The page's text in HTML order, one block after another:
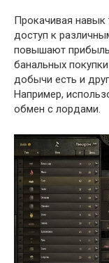
Прокачивая навык
доступ к
повышают
банальных
добычи есть и
Например,
обмен с лордами.